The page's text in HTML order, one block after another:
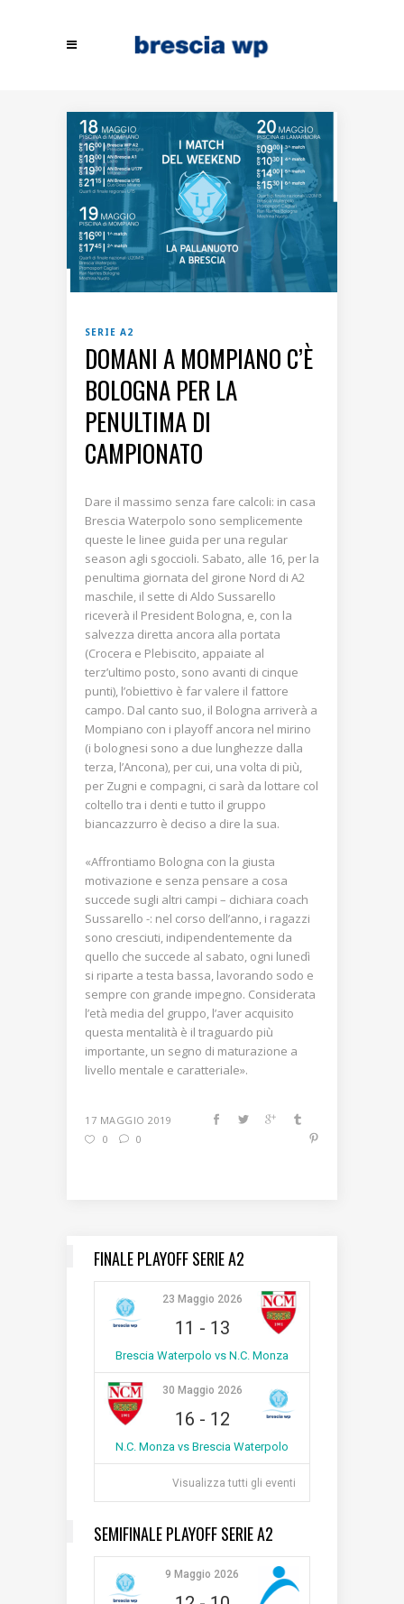
SERIE A2
DOMANI A MOMPIANO C’È
BOLOGNA PER LA
PENULTIMA DI
CAMPIONATO
Dare il massimo senza fare calcoli: in casa
Brescia Waterpolo sono semplicemente
queste le linee guida per una regular
season agli sgoccioli. Sabato, alle 16, per la
penultima giornata del girone Nord di A2
maschile, il sette di Aldo Sussarello
riceverà il President Bologna, e, con la
salvezza diretta ancora alla portata
(Crocera e Plebiscito, appaiate al
terz’ultimo posto, sono avanti di cinque
punti), l’obiettivo è far valere il fattore
campo. Dal canto suo, il Bologna arriverà a
Mompiano con i playoff ancora nel mirino
(i bolognesi sono a due lunghezze dalla
terza, l’Ancona), per cui, una volta di più,
per Zugni e compagni, ci sarà da lottare col
coltello tra i denti e tutto il gruppo
biancazzurro è deciso a dire la sua.
«Affrontiamo Bologna con la giusta
motivazione e senza pensare a cosa
succede sugli altri campi – dichiara coach
Sussarello -: nel corso dell’anno, i ragazzi
sono cresciuti, indipendentemente da
quello che succede al sabato, ogni lunedì
si riparte a testa bassa, lavorando sodo e
sempre con grande impegno. Considerata
l’età media del gruppo, l’aver acquisito
questa mentalità è il traguardo più
importante, un segno di maturazione a
livello mentale e caratteriale».
17 MAGGIO 2019
0
0
FINALE PLAYOFF SERIE A2
23 Maggio 2026
11 - 13
Brescia Waterpolo vs N.C. Monza
30 Maggio 2026
16 - 12
N.C. Monza vs Brescia Waterpolo
Visualizza tutti gli eventi
SEMIFINALE PLAYOFF SERIE A2
9 Maggio 2026